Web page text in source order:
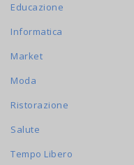
Educazione
Informatica
Market
Moda
Ristorazione
Salute
Tempo Libero